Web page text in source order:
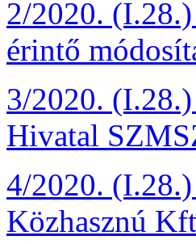
2/2020.
érintő
3/2020.
Hivatal
4/2020.
Közhasznú